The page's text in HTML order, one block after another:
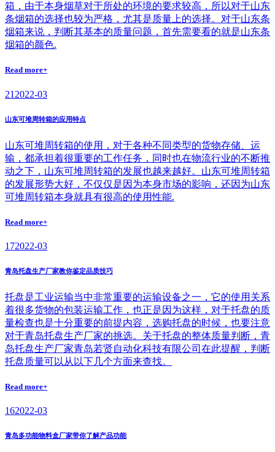
箱，由于本身烟草对于所处的环境的要求较高，所以对于山东
条烟箱的选择也较为严格，尤其是质量上的选择。对于山东条
烟箱来说，判断其基本的质量问题，首先需要看的就是山东条
烟箱的颜色.
Read more+
21 2022-03
山东可堆周转箱的应用特点
山东可堆周转箱的使用，对于各种不同类型的货物存储、运
输，都承担着很重要的工作任务，同时也在物流行业的不断推
动之下，山东可堆周转箱的发展也越来越好。山东可堆周转箱
的发展形势大好，不仅仅是因为本身市场的影响，还因为山东
可堆周转箱本身就具有很高的使用性能.
Read more+
172022-03
青岛托盘生产厂家教你鉴定品质技巧
托盘是工业运输当中非常重要的运输设备之一，它的使用关系
着很多货物的包装运输工作，也正是因为这样，对于托盘的质
量检查也是十分重要的前提内容，选购托盘的时候，也要注意
对于青岛托盘生产厂家的挑选。关于托盘的整体质量判断，青
岛托盘生产厂家青岛若贤自动化科技有限公司在此提醒，判断
托盘质量可以从以下几个方面来查找。
Read more+
162022-03
青岛多功能物料盒厂家带你了解产品功能